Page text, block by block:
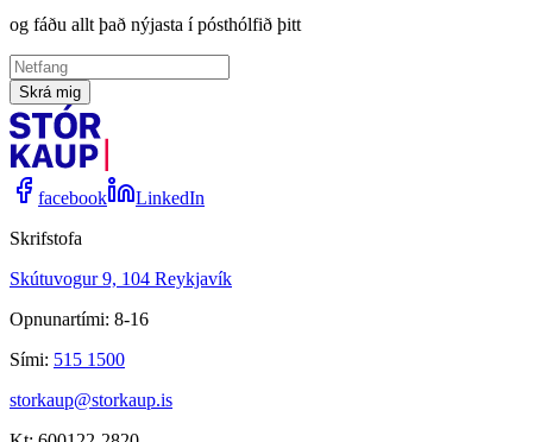
og fáðu allt það nýjasta í pósthólfið þitt
Skrá mig
facebook
LinkedIn
Skrifstofa
Skútuvogur 9, 104 Reykjavík
Opnunartími: 8-16
Sími: 515 1500
storkaup@storkaup.is